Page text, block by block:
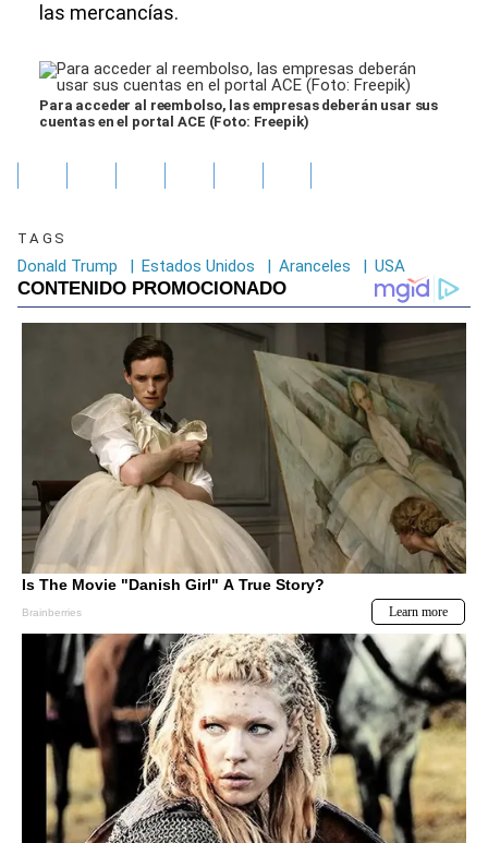
las mercancías.
Para acceder al reembolso, las empresas deberán usar sus
cuentas en el portal ACE (Foto: Freepik)
TAGS
Donald Trump | Estados Unidos | Aranceles | USA